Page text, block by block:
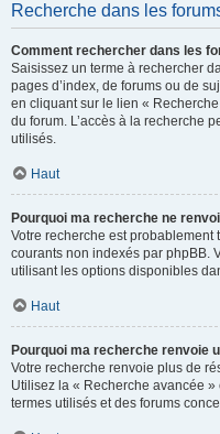
Recherche dans les
Comment rechercher dans les
Saisissez un terme à rechercher
pages d’index, de forums ou de
en cliquant sur le lien «
du forum. L’accès à la recherche
utilisés.
Haut
Pourquoi ma recherche ne
Votre recherche est
courants non indexés par phpBB.
utilisant les options disponibles
Haut
Pourquoi ma recherche renvoie
Votre recherche renvoie plus de
Utilisez la « Recherche avancée
termes utilisés et des forums